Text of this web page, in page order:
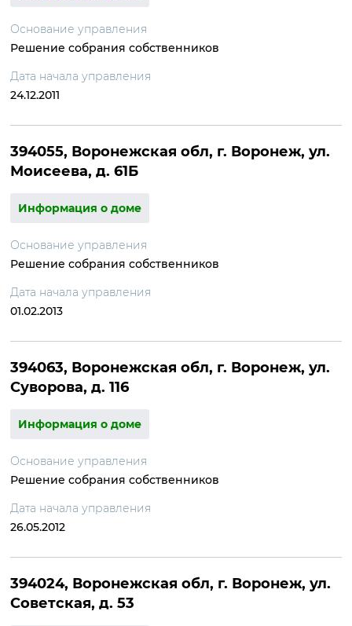
Основание управления
Решение собрания собственников
Дата начала управления
24.12.2011
394055, Воронежская обл, г. Воронеж, ул.
Моисеева, д. 61Б
Информация о доме
Основание управления
Решение собрания собственников
Дата начала управления
01.02.2013
394063, Воронежская обл, г. Воронеж, ул.
Суворова, д. 116
Информация о доме
Основание управления
Решение собрания собственников
Дата начала управления
26.05.2012
394024, Воронежская обл, г. Воронеж, ул.
Советская, д. 53